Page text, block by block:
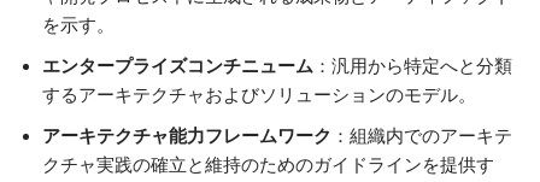
を示す。
エンタープライズコンチニューム ：汎用から特定へと分類
するアーキテクチャおよびソリューションのモデル。
アーキテクチャ能力フレームワーク ：組織内でのアーキテ
クチャ実践の確立と維持のためのガイドラインを提供す